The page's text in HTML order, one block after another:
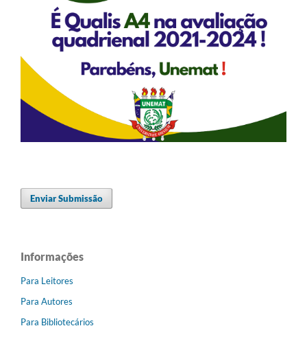
Enviar Submissão
Informações
Para Leitores
Para Autores
Para Bibliotecários